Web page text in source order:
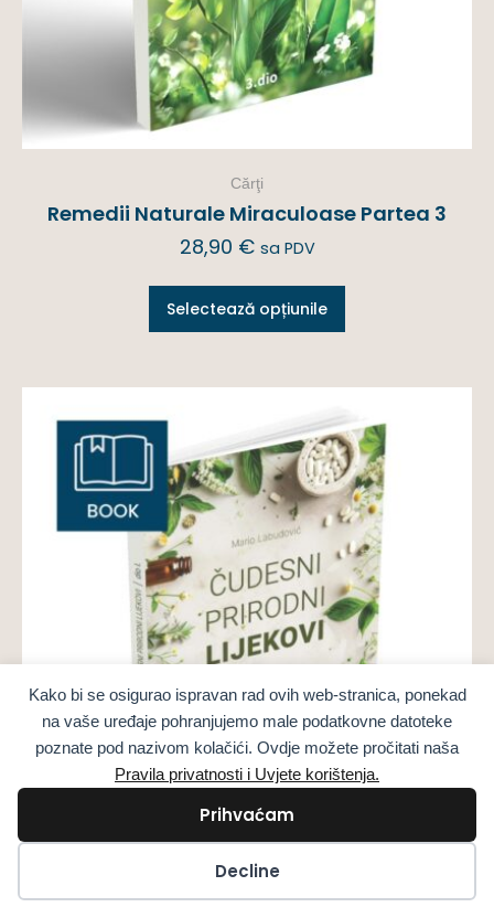
Kako bi se osigurao ispravan rad ovih web-stranica, ponekad
na vaše uređaje pohranjujemo male podatkovne datoteke
poznate pod nazivom kolačići. Ovdje možete pročitati naša
Pravila privatnosti i Uvjete korištenja.
Prihvaćam
Decline
Cărţi
Remedii Naturale Miraculoase Partea 3
28,90 € sa PDV
Selectează opțiunile
Cărţi
Remedii Naturale Miraculoase Partea 1